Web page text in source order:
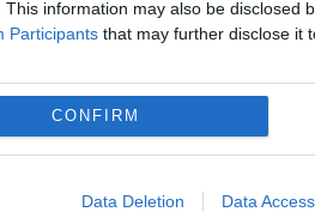
This information may also be disclosed
Participants that may further disclose it
CONFIRM
Data Deletion Data Access
nu am luat traseul
implică doar România, ci
se un an cu
prezicătoarea.